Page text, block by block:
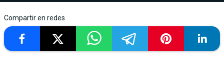
Compartir en redes